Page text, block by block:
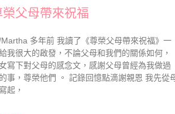
榮父母帶來祝福
多年前 我讀了《尊榮父母帶來祝福》一
我很大的啟發，不論父母和我們的關係如何，
寫下對父母的感念文，感謝父母曾經為我做過
事，尊榮他們 。 記錄回憶點滴謝親恩 我先從
起，